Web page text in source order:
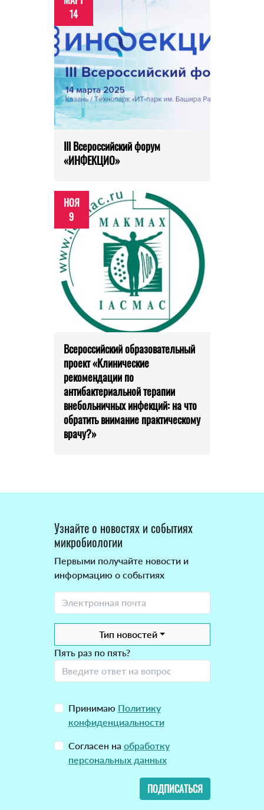
14
III Всероссийский форум
«ИНФЕКЦИО»
НОЯ
9
Всероссийский образовательный
проект «Клинические
рекомендации по
антибактериальной терапии
внебольничных инфекций: на что
обратить внимание практическому
врачу?»
Узнайте о новостях и событиях
микробиологии
Первыми получайте новости и
информацию о событиях
Тип новостей
Пять раз по пять?
Принимаю Политику
конфиденциальности
Согласен на обработку
персональных данных
ПОДПИСАТЬСЯ